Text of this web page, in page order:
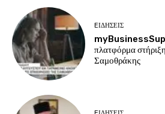
EΙΔΗΣΕΙΣ
πλατφόρμα
Σαμοθράκης